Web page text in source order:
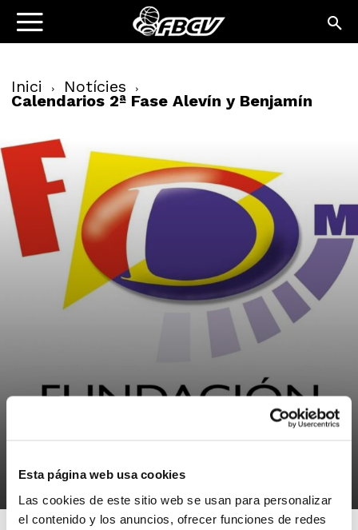
Esta página web usa cookies
Las cookies de este sitio web se usan para personalizar
el contenido y los anuncios, ofrecer funciones de redes
Inici Notícies
Calendarios 2ª Fase Alevín y Benjamín